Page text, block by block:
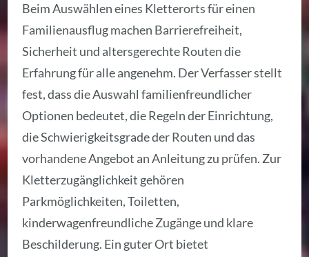
Beim Auswählen eines Kletterorts für einen
Familienausflug machen Barrierefreiheit,
Sicherheit und altersgerechte Routen die
Erfahrung für alle angenehm. Der Verfasser stellt
fest, dass die Auswahl familienfreundlicher
Optionen bedeutet, die Regeln der Einrichtung,
die Schwierigkeitsgrade der Routen und das
vorhandene Angebot an Anleitung zu prüfen. Zur
Kletterzugänglichkeit gehören
Parkmöglichkeiten, Toiletten,
kinderwagenfreundliche Zugänge und klare
Beschilderung. Ein guter Ort bietet